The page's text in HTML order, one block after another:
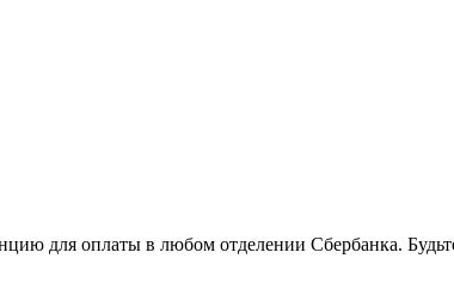
для оплаты в любом отделении Сбербанка.